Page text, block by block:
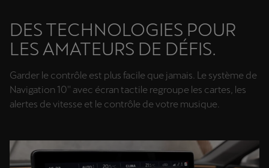
DES TECHNOLOGIES POUR
LES AMATEURS DE DÉFIS.
Garder le contrôle est plus facile que jamais. Le système de
Navigation 10'' avec écran tactile regroupe les cartes, les
alertes de vitesse et le contrôle de votre musique.